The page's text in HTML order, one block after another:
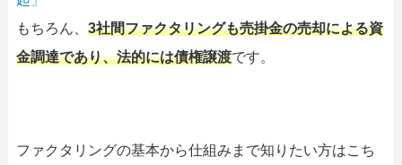
もちろん、 3社間ファクタリングも売掛金の売却による資
金調達であり、法的には債権譲渡です。
ファクタリングの基本から仕組みまで知りたい方はこち